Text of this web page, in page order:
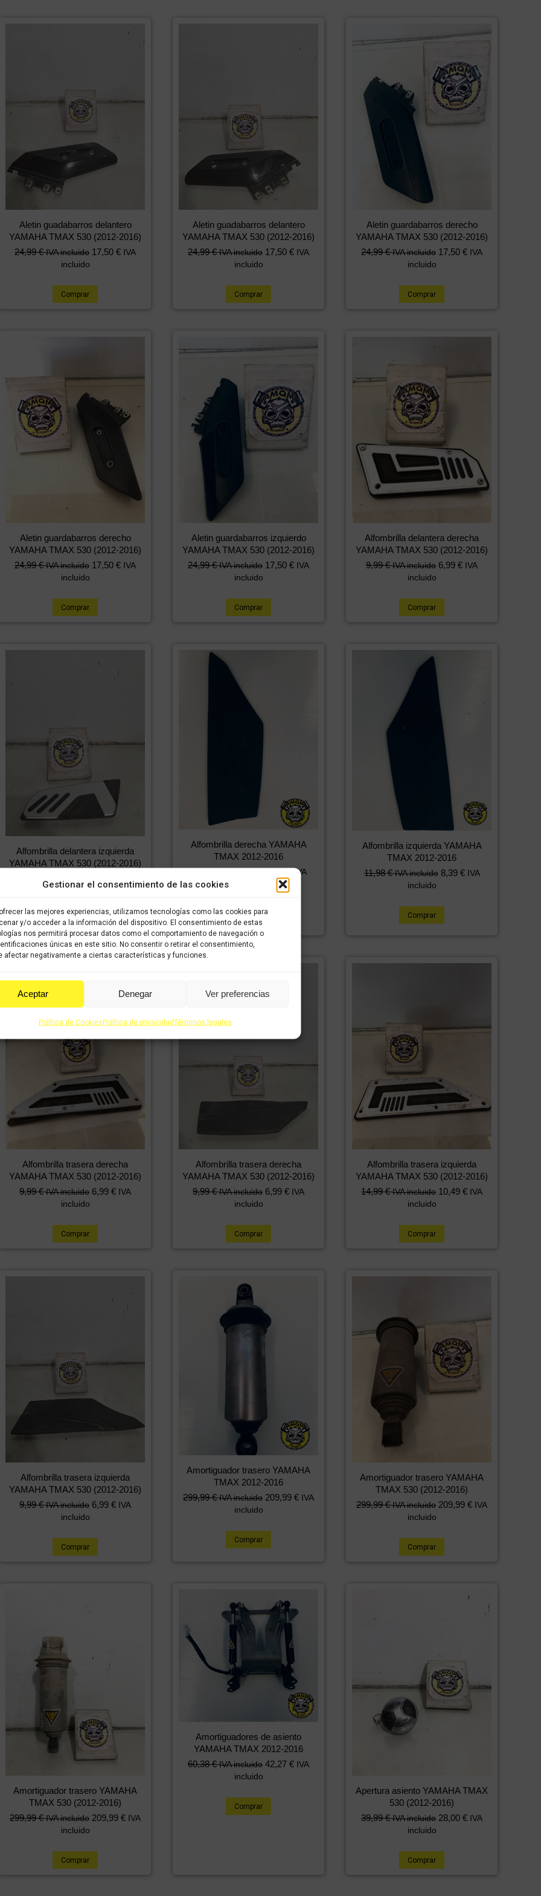
Gestionar el consentimiento de las cookies
las mejores experiencias, utilizamos tecnologías como las cookies para
y/o acceder a la información del dispositivo. El consentimiento de estas
nos permitirá procesar datos como el comportamiento de navegación o
únicas en este sitio. No consentir o retirar el consentimiento,
afectar negativamente a ciertas características y funciones.
Aceptar Denegar Ver preferencias
Política de CookiesPolítica de privacidadTérminos legales
Aletin guadabarros delantero
YAMAHA TMAX 530 (2012-2016)
24,99€ IVA incluido 17,50 € IVA
incluido
Comprar
Aletin guadabarros delantero
YAMAHA TMAX 530 (2012-2016)
24,99€ IVA incluido 17,50 € IVA
incluido
Comprar
Aletin guardabarros derecho
YAMAHA TMAX 530 (2012-2016)
24,99€ IVA incluido 17,50 € IVA
incluido
Comprar
Aletin guardabarros derecho
YAMAHA TMAX 530 (2012-2016)
24,99€ IVA incluido 17,50 € IVA
incluido
Comprar
Aletin guardabarros izquierdo
YAMAHA TMAX 530 (2012-2016)
24,99€ IVA incluido 17,50 € IVA
incluido
Comprar
Alfombrilla delantera derecha
YAMAHA TMAX 530 (2012-2016)
9,99€ IVA incluido 6,99 € IVA
incluido
Comprar
Alfombrilla delantera izquierda
YAMAHA TMAX 530 (2012-2016)
incluido
Comprar
Alfombrilla derecha YAMAHA
TMAX 2012-2016
11,98€ 8,39€ IVA
Comprar
Alfombrilla izquierda YAMAHA
TMAX 2012-2016
11,98€ IVA incluido 8,39 € IVA
incluido
Comprar
Alfombrilla trasera derecha
YAMAHA TMAX 530 (2012-2016)
9,99€ IVA incluido 6,99 € IVA
incluido
Comprar
Alfombrilla trasera derecha
YAMAHA TMAX 530 (2012-2016)
9,99€ IVA incluido 6,99 € IVA
incluido
Comprar
Alfombrilla trasera izquierda
YAMAHA TMAX 530 (2012-2016)
14,99€ IVA incluido 10,49 € IVA
incluido
Comprar
Alfombrilla trasera izquierda
YAMAHA TMAX 530 (2012-2016)
9,99€ IVA incluido 6,99 € IVA
incluido
Comprar
Amortiguador trasero YAMAHA
TMAX 2012-2016
299,99€ IVA incluido 209,99 € IVA
incluido
Comprar
Amortiguador trasero YAMAHA
TMAX 530 (2012-2016)
299,99€ IVA incluido 209,99 € IVA
incluido
Comprar
Amortiguador trasero YAMAHA
TMAX 530 (2012-2016)
299,99€ IVA incluido 209,99 € IVA
incluido
Comprar
Amortiguadores de asiento
YAMAHA TMAX 2012-2016
60,38€ IVA incluido 42,27 € IVA
incluido
Comprar
Apertura asiento YAMAHA TMAX
530 (2012-2016)
39,99€ IVA incluido 28,00 € IVA
incluido
Comprar